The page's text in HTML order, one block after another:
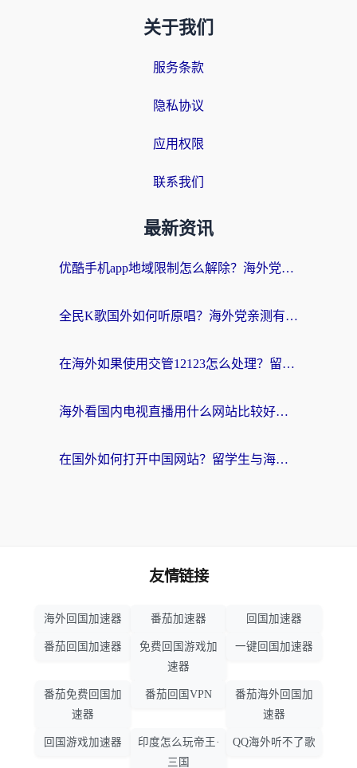
关于我们
服务条款
隐私协议
应用权限
联系我们
最新资讯
优酷手机app地域限制怎么解除？海外党亲测有效的追剧方案
全民K歌国外如何听原唱？海外党亲测有效的回国加速器选择指南
在海外如果使用交管12123怎么处理？留学生亲测有效的回国加速方案
海外看国内电视直播用什么网站比较好？一篇解决你所有追剧难题的实用指南
在国外如何打开中国网站？留学生与海外华人的无缝访问指南
友情链接
海外回国加速器 番茄加速器 回国加速器
番茄回国加速器
免费回国游戏加
速器
一键回国加速器
番茄免费回国加
速器
番茄回国VPN
番茄海外回国加
速器
回国游戏加速器
印度怎么玩帝王·
三国
QQ海外听不了歌